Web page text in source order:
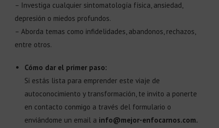
– Investiga cualquier sintomatología física, ansiedad,
depresión o miedos profundos.
– Aborda temas como infidelidades, abandonos, rechazos,
entre otros.
Cómo dar el primer paso:
Si estás lista para emprender este viaje de
autoconocimiento y transformación, te invito a ponerte
en contacto conmigo a través del formulario o
enviándome un email a info@mejor-enfocarnos.com.